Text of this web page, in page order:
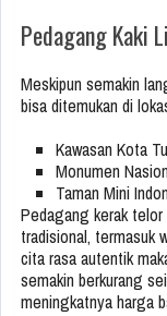
Pedagang Kaki
Meskipun semakin
bisa ditemukan di
Kawasan Kota
Monumen
Taman Mini
Pedagang kerak telor
tradisional, termasuk
cita rasa autentik
semakin berkurang
meningkatnya harga